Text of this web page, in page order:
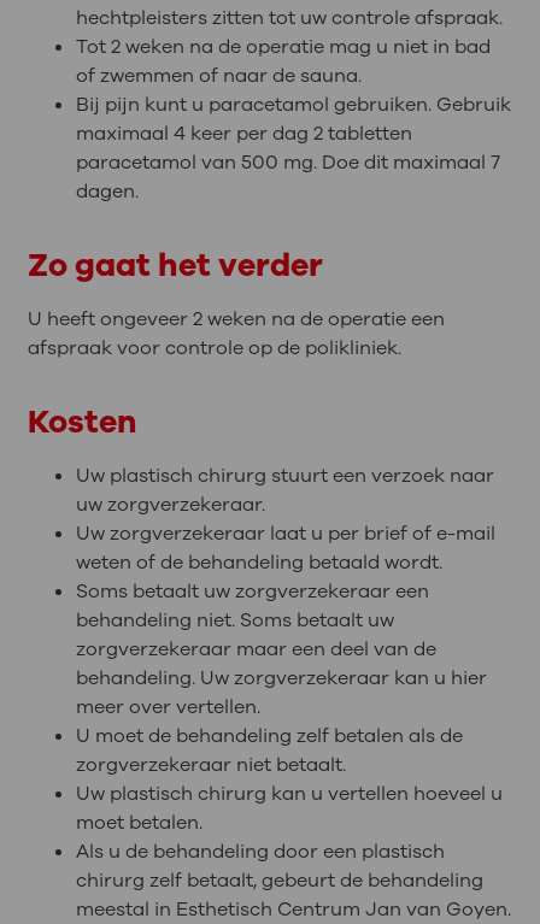
hechtpleisters zitten tot uw controle afspraak.
Tot 2 weken na de operatie mag u niet in bad
of zwemmen of naar de sauna.
Bij pijn kunt u paracetamol gebruiken. Gebruik
maximaal 4 keer per dag 2 tabletten
paracetamol van 500 mg. Doe dit maximaal 7
dagen.
Zo gaat het verder
U heeft ongeveer 2 weken na de operatie een
afspraak voor controle op de polikliniek.
Kosten
Uw plastisch chirurg stuurt een verzoek naar
uw zorgverzekeraar.
Uw zorgverzekeraar laat u per brief of e-mail
weten of de behandeling betaald wordt.
Soms betaalt uw zorgverzekeraar een
behandeling niet. Soms betaalt uw
zorgverzekeraar maar een deel van de
behandeling. Uw zorgverzekeraar kan u hier
meer over vertellen.
U moet de behandeling zelf betalen als de
zorgverzekeraar niet betaalt.
Uw plastisch chirurg kan u vertellen hoeveel u
moet betalen.
Als u de behandeling door een plastisch
chirurg zelf betaalt, gebeurt de behandeling
meestal in Esthetisch Centrum Jan van Goyen.